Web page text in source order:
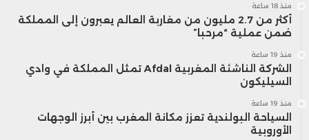
منذ 18 ساعة
أكثر من 2.7 مليون من مغاربة العالم يعبرون إلى المملكة
ضمن عملية “مرحبا”
منذ 19 ساعة
الشركة الناشئة المغربية Afdal تمثل المملكة في وادي
السيليكون
منذ 19 ساعة
السياحة البولندية تعزز مكانة المغرب بين أبرز الوجهات
الأوروبية